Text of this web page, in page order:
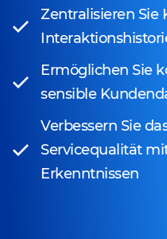
Zentralisieren Sie
Ermöglichen Sie
sensible
Verbessern Sie
Servicequalität
Erkenntnissen